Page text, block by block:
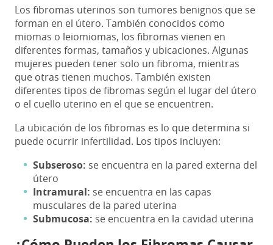
Los fibromas uterinos son tumores benignos que se
forman en el útero. También conocidos como
miomas o leiomiomas, los fibromas vienen en
diferentes formas, tamaños y ubicaciones. Algunas
mujeres pueden tener solo un fibroma, mientras
que otras tienen muchos. También existen
diferentes tipos de fibromas según el lugar del útero
o el cuello uterino en el que se encuentren.
La ubicación de los fibromas es lo que determina si
puede ocurrir infertilidad. Los tipos incluyen:
Subseroso: se encuentra en la pared externa del
útero
Intramural: se encuentra en las capas
musculares de la pared uterina
Submucosa: se encuentra en la cavidad uterina